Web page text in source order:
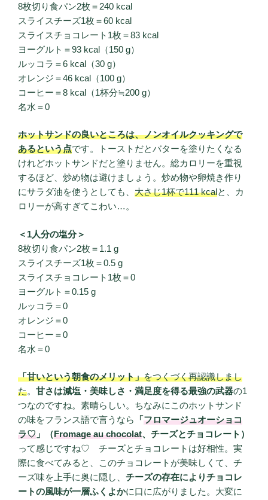
8枚切り食パン2枚＝240 kcal
スライスチーズ1枚＝60 kcal
スライスチョコレート1枚＝83 kcal
ヨーグルト＝93 kcal（150 g）
ルッコラ＝6 kcal（30 g）
オレンジ＝46 kcal（100 g）
コーヒー＝8 kcal（1杯分≒200 g）
名水＝0
ホットサンドの良いところは、ノンオイルクッキングで
あるという点です。トーストだとバターを塗りたくなる
けれどホットサンドだと塗りません。総カロリーを重視
するほど、炒め物は避けましょう。炒め物や卵焼き作り
にサラダ油を使うとしても、 大さじ1杯で111 kcalと、カ
ロリーが高すぎてこわい…。
＜1人分の塩分＞
8枚切り食パン2枚＝1.1 g
スライスチーズ1枚＝0.5 g
スライスチョコレート1枚＝0
ヨーグルト＝0.15 g
ルッコラ＝0
オレンジ＝0
コーヒー＝0
名水＝0
「甘いという朝食のメリット」をつくづく再認識しまし
た。 甘さは減塩・美味しさ・満足度を得る最強の武器の1
つなのですね。素晴らしい。ちなみにこのホットサンド
の味をフランス語で言うなら
「フロマージュオーショコ
ラ♡ 」（Fromage au chocolat、チーズとチョコレート）
って感じですね♡ チーズとチョコレートは好相性。実
際に食べてみると、このチョコレートが美味しくて、チ
ーズ味を上手に奥に隠し、 チーズの存在によりチョコレ
ートの風味が一層ふくよかに口に広がりました。大変に